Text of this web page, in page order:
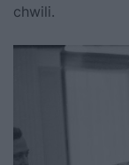
chwili.